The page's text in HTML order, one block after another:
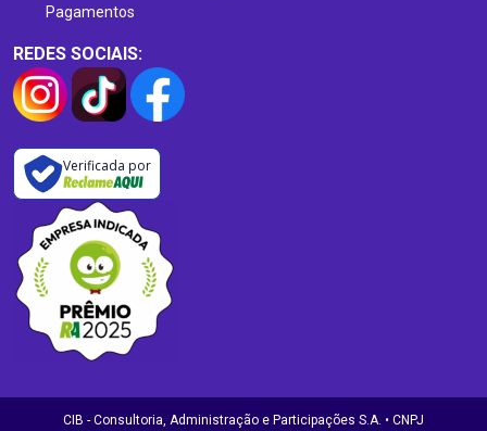
Pagamentos
REDES SOCIAIS:
Verificada por
CIB - Consultoria, Administração e Participações S.A. • CNPJ